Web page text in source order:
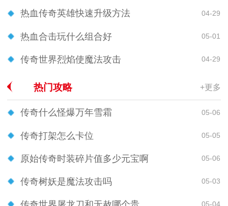
热血传奇英雄快速升级方法 04-29
热血合击玩什么组合好 05-01
传奇世界烈焰使魔法攻击 04-29
热门攻略 +更多
传奇什么怪爆万年雪霜 05-06
传奇打架怎么卡位 05-05
原始传奇时装碎片值多少元宝啊 05-06
传奇树妖是魔法攻击吗 05-03
05-04